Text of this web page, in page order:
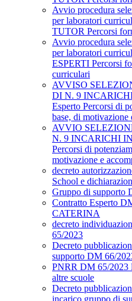
Avvio procedura
per laboratori
TUTOR Percorsi
Avvio procedura
per laboratori
ESPERTI Percorsi
curriculari
AVVISO
DI N. 9
Esperto Percorsi di
base, di motivazione
AVVIO
N. 9 INCARICHI
Percorsi di
motivazione e
decreto
School e
Gruppo di supporto
Contratto Esperto
CATERINA
decreto
65/2023
Decreto
supporto DM 66/
PNRR DM 65/2023
altre scuole
Decreto